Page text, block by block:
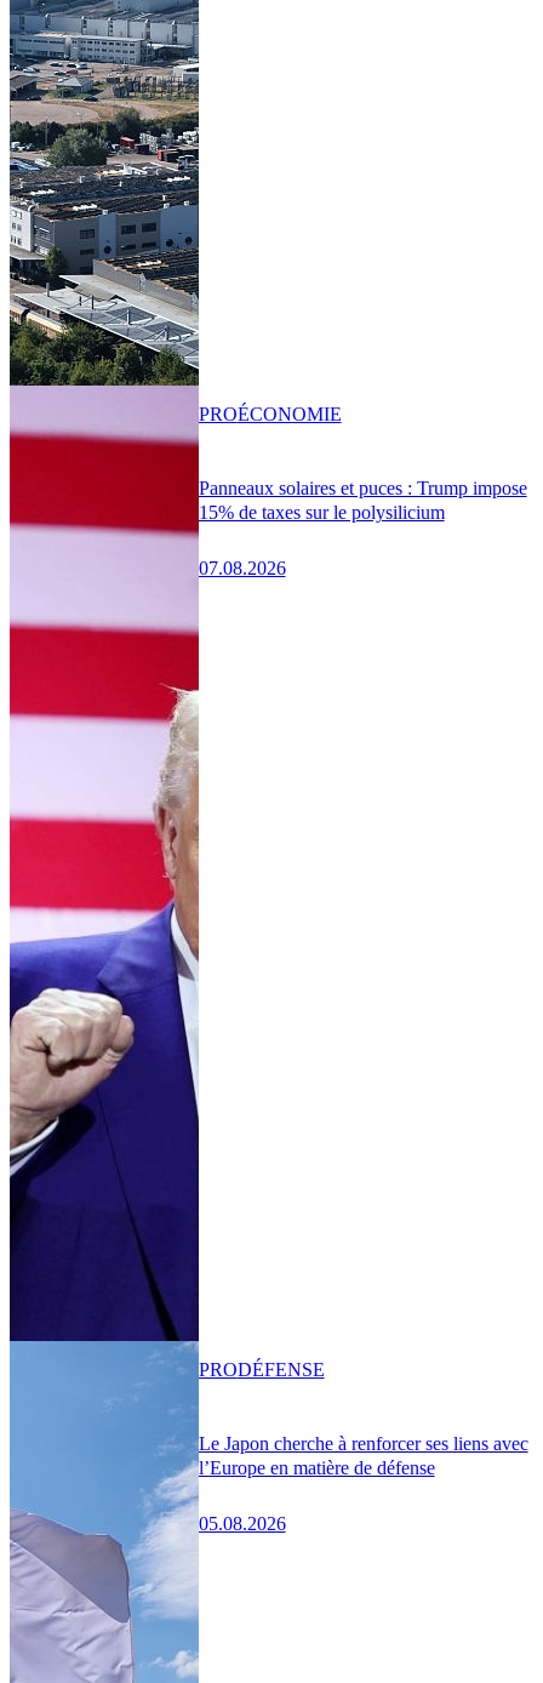
Panneaux solaires et puces : Trump impose
15% de taxes sur le polysilicium
07.08.2026
PROÉCONOMIE
Le Japon cherche à renforcer ses liens avec
l’Europe en matière de défense
05.08.2026
PRODÉFENSE